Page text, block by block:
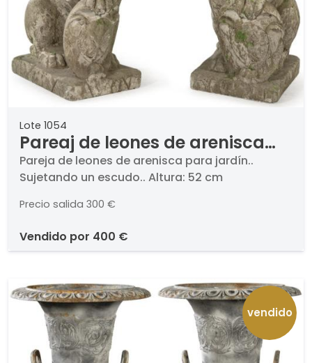
Lote 1054
Pareaj de leones de arenisca
para jardín
Pareja de leones de arenisca para jardín..
Sujetando un escudo.. Altura: 52 cm
Precio salida 300 €
vendido por 400 €
vendido